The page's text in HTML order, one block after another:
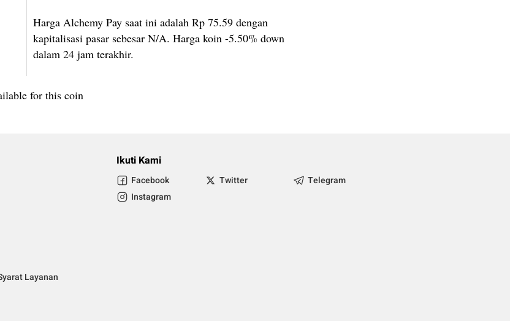
Harga Alchemy Pay saat ini adalah Rp 75.59 dengan
kapitalisasi pasar sebesar N/A. Harga koin -5.50% down
dalam 24 jam terakhir.
for this coin
Layanan
Ikuti Kami
Facebook Twitter
Telegram
Instagram